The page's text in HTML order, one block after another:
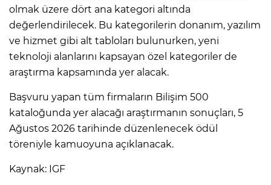
olmak üzere dört ana kategori altında
değerlendirilecek. Bu kategorilerin donanım, yazılım
ve hizmet gibi alt tabloları bulunurken, yeni
teknoloji alanlarını kapsayan özel kategoriler de
araştırma kapsamında yer alacak.
Başvuru yapan tüm firmaların Bilişim 500
kataloğunda yer alacağı araştırmanın sonuçları, 5
Ağustos 2026 tarihinde düzenlenecek ödül
töreniyle kamuoyuna açıklanacak.
Kaynak: IGF